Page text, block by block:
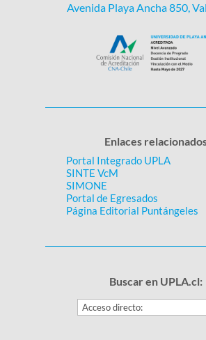
Avenida Playa Ancha 850,
Enlaces
Portal Integrado UPLA
SINTE VcM
SIMONE
Portal de Egresados
Página Editorial Puntángeles
Buscar en UPLA.cl: